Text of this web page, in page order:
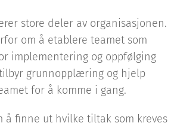
store deler av organisasjonen.
om å etablere teamet som
implementering og oppfølging
grunnopplæring og hjelp
for å komme i gang.
å finne ut hvilke tiltak som kreves